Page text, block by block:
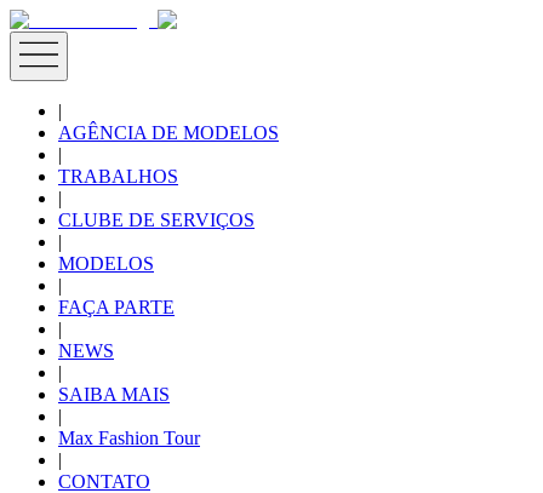
|
AGÊNCIA DE MODELOS
|
TRABALHOS
|
CLUBE DE SERVIÇOS
|
MODELOS
|
FAÇA PARTE
|
NEWS
|
SAIBA MAIS
|
Max Fashion Tour
|
CONTATO